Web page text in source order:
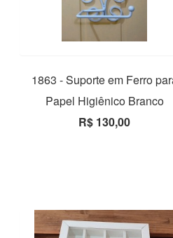
1863 - Suporte em Ferro
Papel Higiênico Branco
R$ 130,00